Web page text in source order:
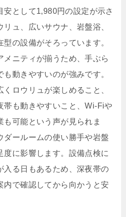
安として1,980円の設定が示さ
ュ、広いサウナ、岩盤浴、
の設備がそろっています。
メニティが揃うため、手ぶら
動きやすいのが強みです。
ロウリュが楽しめること、
帯も動きやすいこと、Wi-Fiや
も可能という声が見られま
ダールームの使い勝手や岩盤
度に影響します。設備点検に
入る日もあるため、深夜帯の
内で確認してから向かうと安